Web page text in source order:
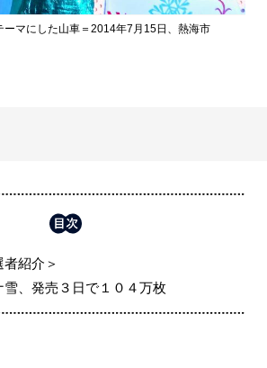
ーマにした山車＝2014年7月15日、熱海市
者紹介＞
雪、発売３日で１０４万枚